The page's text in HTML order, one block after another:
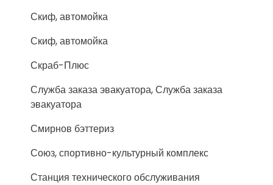
Скиф, автомойка
Скиф, автомойка
Скраб-Плюс
Служба заказа эвакуатора, Служба заказа
эвакуатора
Смирнов бэттериз
Союз, спортивно-культурный комплекс
Станция технического обслуживания